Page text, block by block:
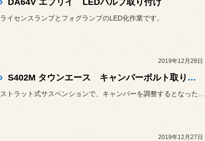
DA64V エブリイ LEDバルブ取り付け
ライセンスランプとフォグランプのLED化作業です。
2019年12月28日
S402M タウンエース キャンバーボルト取り付け
ストラット式サスペンションで、キャンバーを調整するとなったらスライ...
2019年12月27日